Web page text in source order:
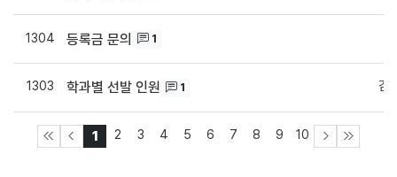
1304 등록금 문의 1
1303 학과별 선발 인원 1 김
1 2 3 4 5 6 7 8 9 10